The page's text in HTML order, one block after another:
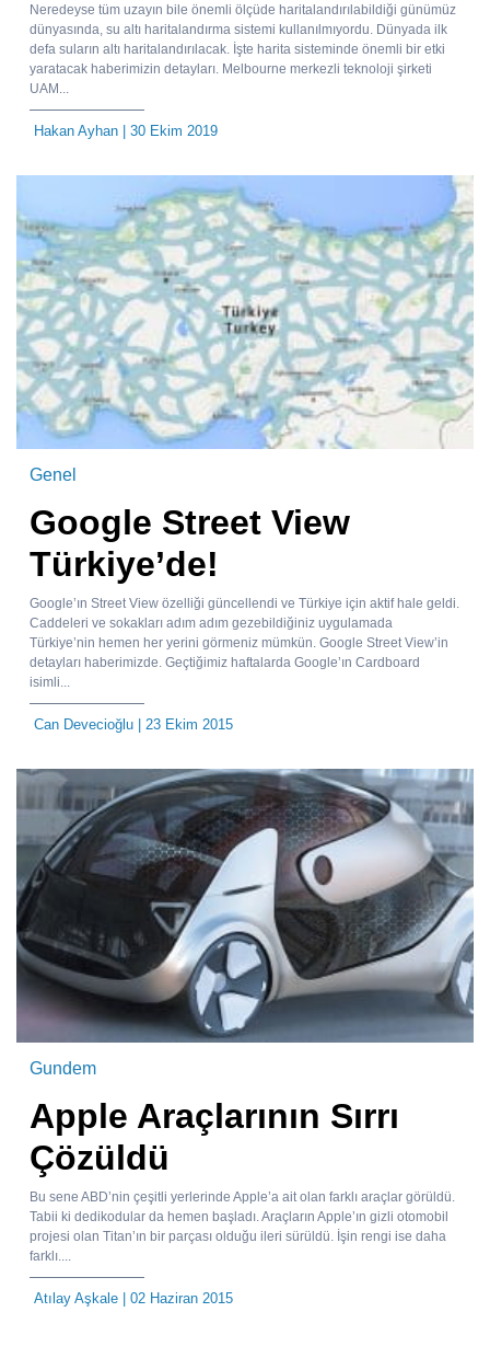
Neredeyse tüm uzayın bile önemli ölçüde haritalandırılabildiği günümüz
dünyasında, su altı haritalandırma sistemi kullanılmıyordu. Dünyada ilk
defa suların altı haritalandırılacak. İşte harita sisteminde önemli bir etki
yaratacak haberimizin detayları. Melbourne merkezli teknoloji şirketi
UAM...
Hakan Ayhan | 30 Ekim 2019
Genel
Google Street View
Türkiye’de!
Google’ın Street View özelliği güncellendi ve Türkiye için aktif hale geldi.
Caddeleri ve sokakları adım adım gezebildiğiniz uygulamada
Türkiye’nin hemen her yerini görmeniz mümkün. Google Street View’in
detayları haberimizde. Geçtiğimiz haftalarda Google’ın Cardboard
isimli...
Can Devecioğlu | 23 Ekim 2015
Gundem
Apple Araçlarının Sırrı
Çözüldü
Bu sene ABD’nin çeşitli yerlerinde Apple’a ait olan farklı araçlar görüldü.
Tabii ki dedikodular da hemen başladı. Araçların Apple’ın gizli otomobil
projesi olan Titan’ın bir parçası olduğu ileri sürüldü. İşin rengi ise daha
farklı....
Atılay Aşkale | 02 Haziran 2015